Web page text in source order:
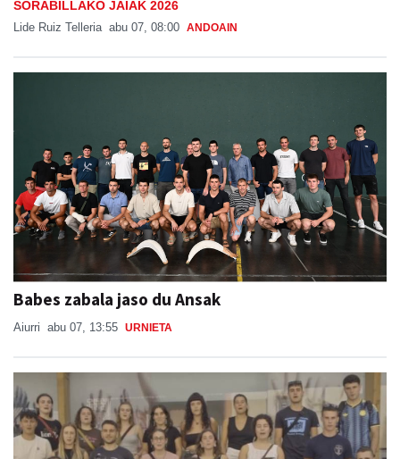
SORABILLAKO JAIAK 2026
Lide Ruiz Telleria abu 07, 08:00 ANDOAIN
Babes zabala jaso du Ansak
Aiurri abu 07, 13:55 URNIETA